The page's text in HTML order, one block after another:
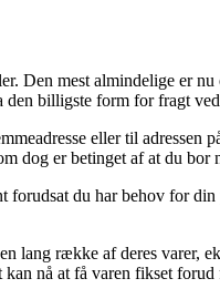
Den mest almindelige er
billigste form for fragt
eller til
dog er betinget af at du bor
du har behov for
lang række af deres
nå at få varen fikset